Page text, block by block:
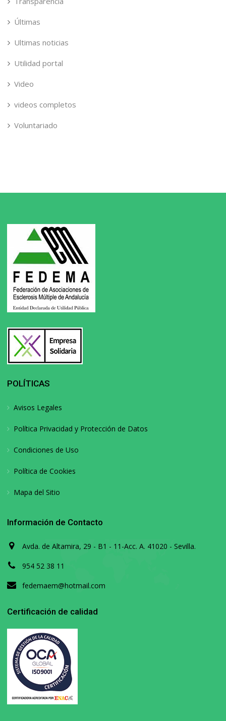
Últimas
Ultimas noticias
Utilidad portal
Video
videos completos
Voluntariado
POLÍTICAS
Avisos Legales
Política Privacidad y Protección de Datos
Condiciones de Uso
Política de Cookies
Mapa del Sitio
Información de Contacto
Avda. de Altamira, 29 - B1 - 11-Acc. A. 41020 - Sevilla.
954 52 38 11
fedemaem@hotmail.com
Certificación de calidad